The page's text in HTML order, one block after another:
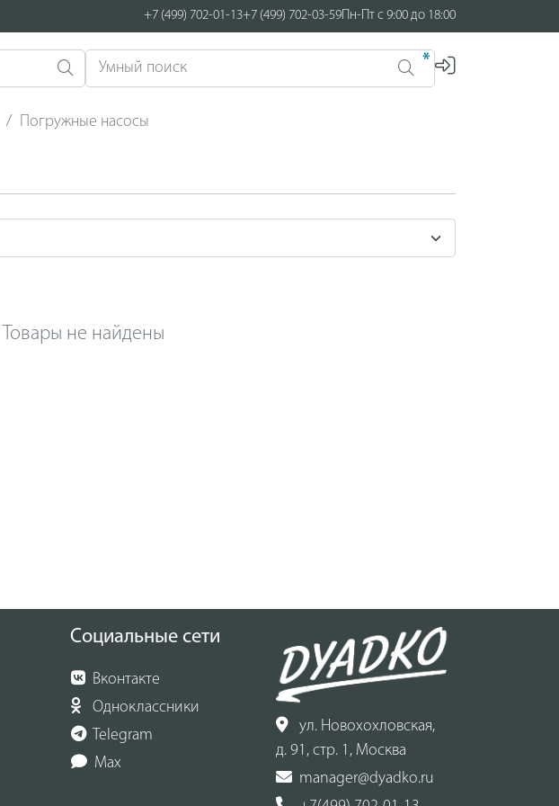
+7 (499) 702-01-13+7 (499) 702-03-59Пн-Пт с 9:00 до 18:00
*
Погружные насосы
Товары не найдены
Социальные сети
Вконтакте
Одноклассники
Telegram
Max
ул. Новохохловская,
д. 91, стр. 1, Москва
manager@dyadko.ru